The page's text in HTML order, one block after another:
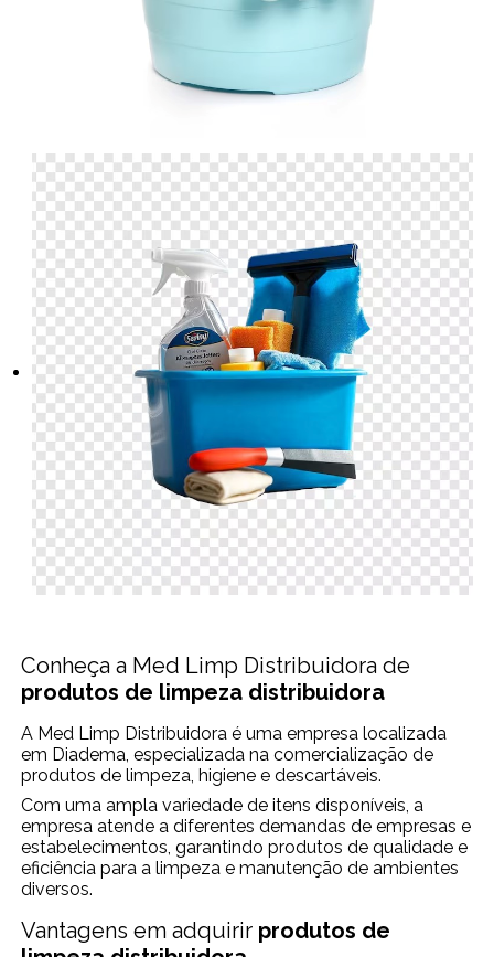
Conheça a Med Limp Distribuidora de
produtos de limpeza distribuidora
A Med Limp Distribuidora é uma empresa localizada
em Diadema, especializada na comercialização de
produtos de limpeza, higiene e descartáveis.
Com uma ampla variedade de itens disponíveis, a
empresa atende a diferentes demandas de empresas e
estabelecimentos, garantindo produtos de qualidade e
eficiência para a limpeza e manutenção de ambientes
diversos.
Vantagens em adquirir produtos de